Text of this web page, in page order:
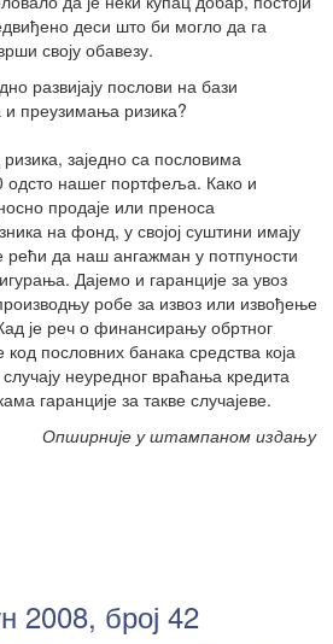
деси што би могло да га
своју обавезу.
развијају послови на бази
преузимања ризика?
заједно са пословима
одсто нашег портфеља. Како и
продаје или преноса
на фонд, у својој суштини имају
рећи да наш ангажман у потпуности
Дајемо и гаранције за увоз
робе за извоз или извођење
је реч о финансирању обртног
пословних банака средства која
неуредног враћања кредита
гаранције за такве случајеве.
Опширније у штампаном издању
2008, број 42